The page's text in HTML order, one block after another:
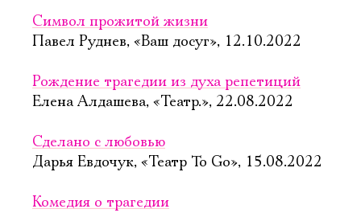
Символ прожитой жизни
Павел Руднев, «Ваш досуг», 12.10.2022
Рождение трагедии из духа репетиций
Елена Алдашева, «Театр.», 22.08.2022
Сделано с любовью
Дарья Евдочук, «Театр To Go», 15.08.2022
Комедия о трагедии